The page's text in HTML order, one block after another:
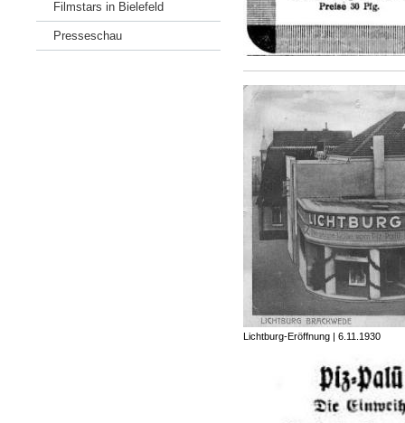
Filmstars in Bielefeld
Presseschau
Lichtburg-Eröffnung | 6.11.1930